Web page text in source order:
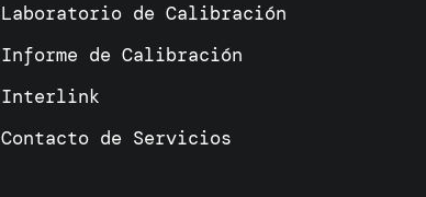
Laboratorio de Calibración
Informe de Calibración
Interlink
Contacto de Servicios